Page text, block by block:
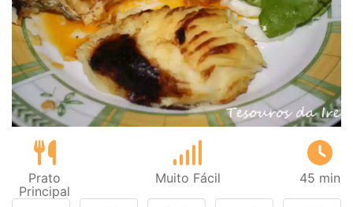
Prato
Principal
Muito Fácil 45 min